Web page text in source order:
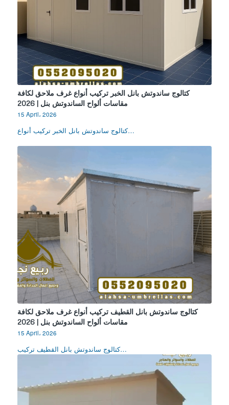
كتالوج ساندوتش بانل الخبر تركيب أنواع غرف ملاحق لكافة
مقاسات ألواح الساندوتش بنل | 2026
15 April، 2026
كتالوج ساندوتش بانل الخبر تركيب أنواع…
كتالوج ساندوتش بانل القطيف تركيب أنواع غرف ملاحق لكافة
مقاسات ألواح الساندوتش بنل | 2026
15 April، 2026
كتالوج ساندوتش بانل القطيف تركيب…